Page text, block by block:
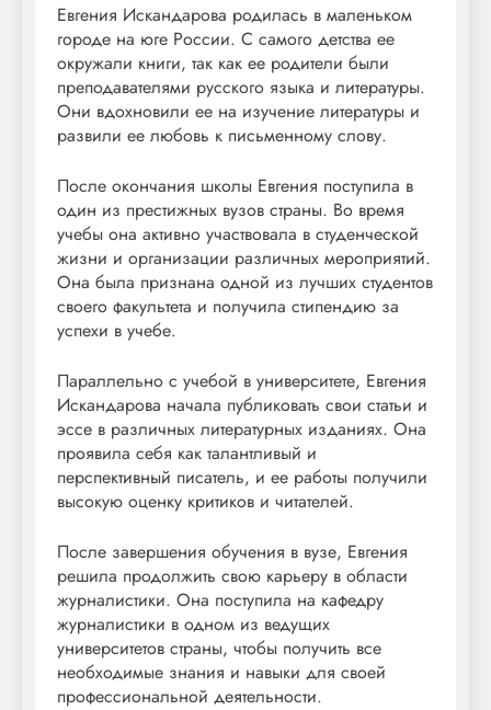
Евгения Искандарова родилась в маленьком
городе на юге России. С самого детства ее
окружали книги, так как ее родители были
преподавателями русского языка и литературы.
Они вдохновили ее на изучение литературы и
развили ее любовь к письменному слову.
После окончания школы Евгения поступила в
один из престижных вузов страны. Во время
учебы она активно участвовала в студенческой
жизни и организации различных мероприятий.
Она была признана одной из лучших студентов
своего факультета и получила стипендию за
успехи в учебе.
Параллельно с учебой в университете, Евгения
Искандарова начала публиковать свои статьи и
эссе в различных литературных изданиях. Она
проявила себя как талантливый и
перспективный писатель, и ее работы получили
высокую оценку критиков и читателей.
После завершения обучения в вузе, Евгения
решила продолжить свою карьеру в области
журналистики. Она поступила на кафедру
журналистики в одном из ведущих
университетов страны, чтобы получить все
необходимые знания и навыки для своей
профессиональной деятельности.